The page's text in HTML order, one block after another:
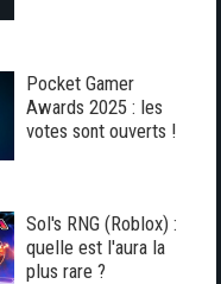
Pocket Gamer
Awards 2025 : les
votes sont ouverts !
Sol's RNG (Roblox) :
quelle est l'aura la
plus rare ?